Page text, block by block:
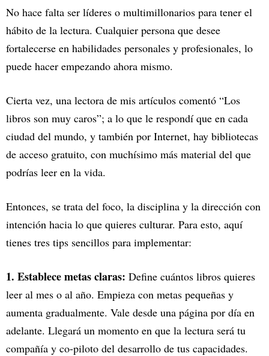
No hace falta ser líderes o multimillonarios para tener el
hábito de la lectura. Cualquier persona que desee
fortalecerse en habilidades personales y profesionales, lo
puede hacer empezando ahora mismo.
Cierta vez, una lectora de mis artículos comentó “Los
libros son muy caros”; a lo que le respondí que en cada
ciudad del mundo, y también por Internet, hay bibliotecas
de acceso gratuito, con muchísimo más material del que
podrías leer en la vida.
Entonces, se trata del foco, la disciplina y la dirección con
intención hacia lo que quieres culturar. Para esto, aquí
tienes tres tips sencillos para implementar:
1. Establece metas claras: Define cuántos libros quieres
leer al mes o al año. Empieza con metas pequeñas y
aumenta gradualmente. Vale desde una página por día en
adelante. Llegará un momento en que la lectura será tu
compañía y co-piloto del desarrollo de tus capacidades.